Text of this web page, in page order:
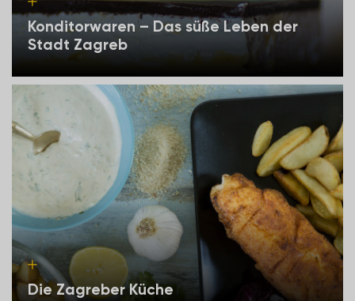
Konditorwaren – Das süße Leben der
Stadt Zagreb
Die Zagreber Küche